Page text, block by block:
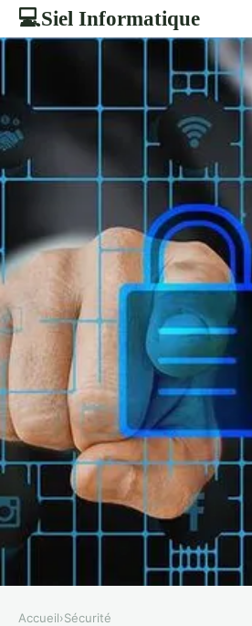
💻Siel Informatique
Accueil›Sécurité